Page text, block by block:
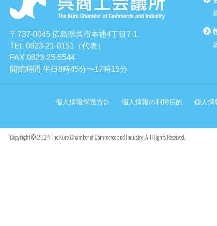
〒737-0045 広島県呉市本通4丁目7-1
TEL 0823-21-0151（代表）
FAX 0823-25-5544
開館時間 平日8時45分〜17時15分
個人情報保護方針 個人情報の利用目的 個人情
Copyright © 2024 The Kure Chamber of Commerce and Industry. All Rights Reserved.